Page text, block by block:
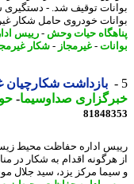
توقیف شد. - دستگیری
خودروی حامل شکار
حیات وحش-رییس
-غیرمجاز-شکار غیرمجاز
بازداشت شکارچیان
صداوسیما-حوادث
اداره حفاظت محیط زیست
اقدام به شکار در
مرکز یزد، سید جلال